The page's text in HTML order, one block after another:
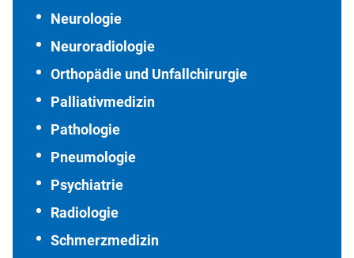
Neurologie
Neuroradiologie
Orthopädie und Unfallchirurgie
Palliativmedizin
Pathologie
Pneumologie
Psychiatrie
Radiologie
Schmerzmedizin